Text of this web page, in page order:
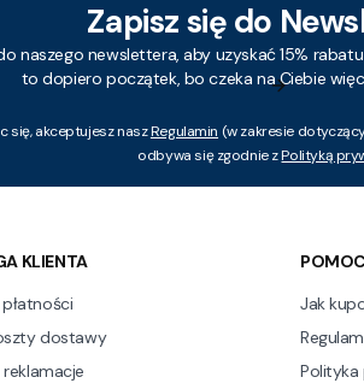
Zapisz się do
naszego newslettera, aby uzyskać 15%
to dopiero początek, bo czeka na Ciebie
się, akceptujesz naszRegulamin (w zakresie
odbywa się zgodnie zPolityką
KLIENTA
dostawy
POMOC
Jak